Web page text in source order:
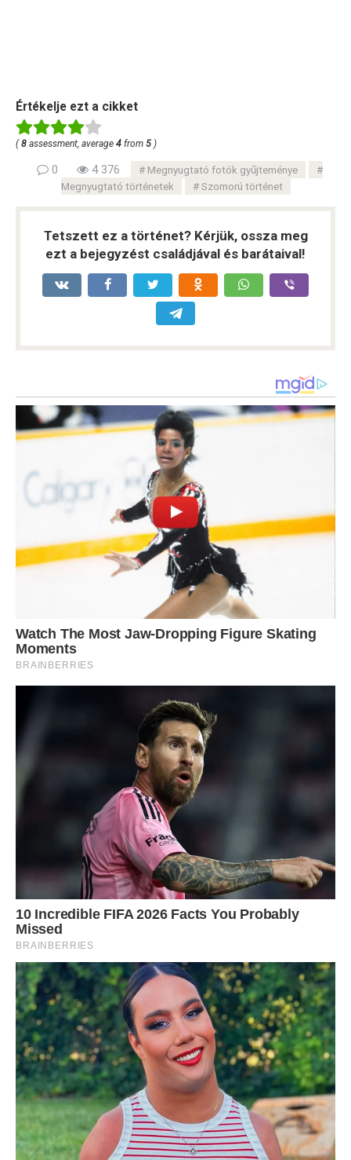
Értékelje ezt a cikket
(8 assessment, average 4 from 5 )
0 4 376
Megnyugtató fotók gyűjteménye
Megnyugtató történetek
Szomorú történet
Tetszett ez a történet? Kérjük, ossza meg
ezt a bejegyzést családjával és barátaival!